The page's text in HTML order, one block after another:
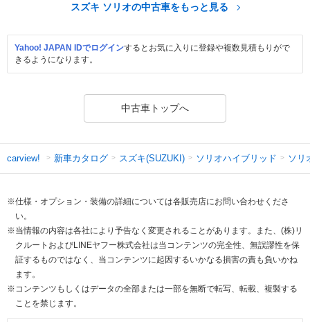
スズキ ソリオの中古車をもっと見る
Yahoo! JAPAN IDでログインするとお気に入りに登録や複数見積もりがで
きるようになります。
中古車トップへ
carview! 新車カタログ スズキ(SUZUKI) ソリオハイブリッド ソリ
※仕様・オプション・装備の詳細については各販売店にお問い合わせくださ
い。
※当情報の内容は各社により予告なく変更されることがあります。また、(株)リ
クルートおよびLINEヤフー株式会社は当コンテンツの完全性、無誤謬性を保
証するものではなく、当コンテンツに起因するいかなる損害の責も負いかね
ます。
※コンテンツもしくはデータの全部または一部を無断で転写、転載、複製する
ことを禁じます。